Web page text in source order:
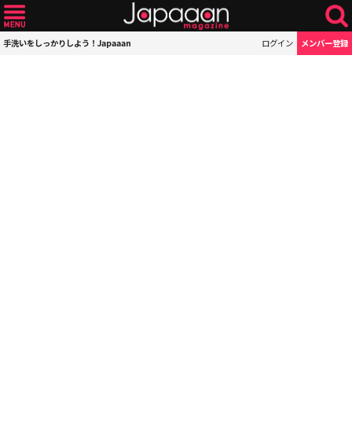
手洗いをしっかりしよう！Japaaan ログイン メンバー登録